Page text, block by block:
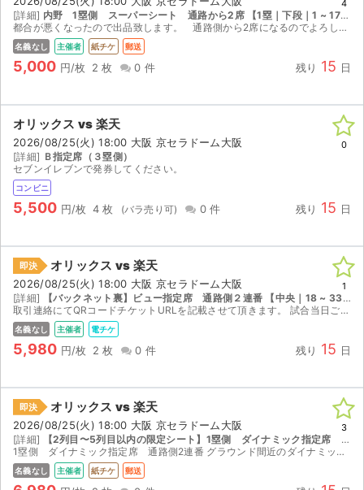
[詳細] 内野 1塁側 スーパーシート 通路から2席 【1塁｜下段｜1 ~ 17列｜座席番号101 ~ 120】
都合が悪くなったので出品致します。 通路側から2席になるのでよろしくお願いします。
名義なし 主催者 紙チケ 郵送
5,000 円/枚 2 枚 0 件 残り 15 日
4
オリックス vs 楽天
2026/08/25(火) 18:00 大阪 京セラドーム大阪
[詳細] Ｂ指定席（３塁側）
セブンイレブンで発券してください。
コンビニ
5,500 円/枚 4 枚 0 件 残り 15 日
0
即決 オリックス vs 楽天
2026/08/25(火) 18:00 大阪 京セラドーム大阪
[詳細]
【バックネット裏】ビュー指定席 通路側２連番 【中央｜18 ~ 33列｜座席番号81 ~ 100】
取引連絡にてQRコードチケットURLを記載させて頂きます。 試合当日ご入場完了後、受け取り入力をお願い致します。
名義なし 主催者 電チケ
5,980 円/枚 2 枚 0 件 残り 15 日
1
即決 オリックス vs 楽天
2026/08/25(火) 18:00 大阪 京セラドーム大阪
[詳細]
【2列目〜5列目以内の限定シート】1塁側 ダイナミック指定席 B列〜E列内 通路側2連番 【1塁｜下段｜A ~ P列｜座席番号221 ~ 240】
1塁側 ダイナミック指定席 通路側2連番 グラウンド間近のダイナミック指定席、通路側２連番となりますのでノンストレスなご観戦が可能です。 日常から離れた贅沢なご観戦をぜひお楽しみくだ...
名義なし 主催者 紙チケ 郵送
3